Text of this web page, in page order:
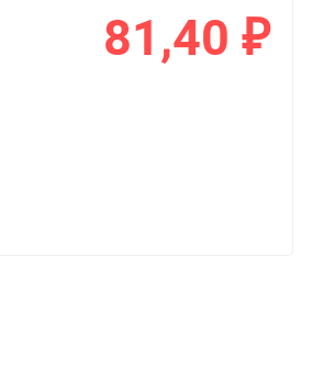
81,40 ₽